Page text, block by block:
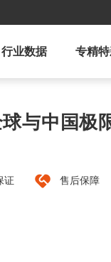
行业数据 专精
与中国极
证 售后保障